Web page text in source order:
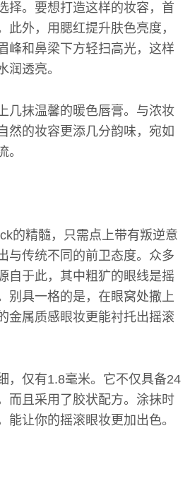
择。要想打造这样的妆容，首
此外，用腮红提升肤色亮度，
峰和鼻梁下方轻扫高光，这样
润透亮。
几抹温馨的暖色唇膏。与浓妆
然的妆容更添几分韵味，宛如
。
的精髓，只需点上带有叛逆意
与传统不同的前卫态度。众多
自于此，其中粗犷的眼线是摇
别具一格的是，在眼窝处撒上
金属质感眼妆更能衬托出摇滚
，仅有1.8毫米。它不仅具备24
而且采用了胶状配方。涂抹时
能让你的摇滚眼妆更加出色。